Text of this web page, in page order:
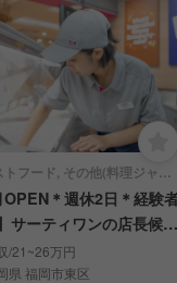
ファストフード, その他(料理ジャンル) | 店長・店長候補
OPEN＊週休2日＊経験
サーティワンの店長候補
和白丘
/21~26万円
県 福岡市東区